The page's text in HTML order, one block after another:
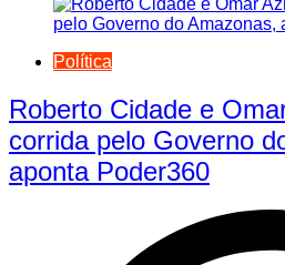
Política
Roberto Cidade e
corrida pelo Governo
aponta Poder360